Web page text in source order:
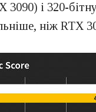
і 320-
ніж RTX